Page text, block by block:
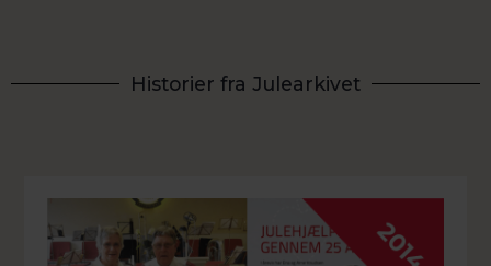
Historier fra Julearkivet